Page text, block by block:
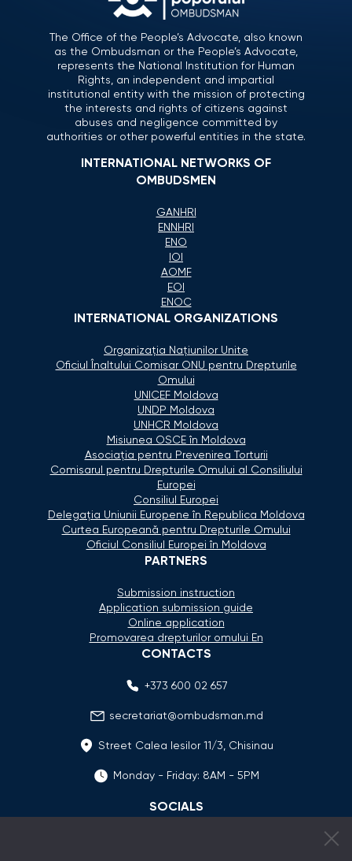
The Office of the People’s Advocate, also known
as the Ombudsman or the People’s Advocate,
represents the National Institution for Human
Rights, an independent and impartial
institutional entity with the mission of protecting
the interests and rights of citizens against
abuses and negligence committed by
authorities or other powerful entities in the state.
INTERNATIONAL NETWORKS OF
OMBUDSMEN
GANHRI
ENNHRI
ENO
IOI
AOMF
EOI
ENOC
INTERNATIONAL ORGANIZATIONS
Organizaţia Naţiunilor Unite
Oficiul Înaltului Comisar ONU pentru Drepturile
Omului
UNICEF Moldova
UNDP Moldova
UNHCR Moldova
Misiunea OSCE în Moldova
Asociaţia pentru Prevenirea Torturii
Comisarul pentru Drepturile Omului al Consiliului
Europei
Consiliul Europei
Delegaţia Uniunii Europene în Republica Moldova
Curtea Europeană pentru Drepturile Omului
Oficiul Consiliul Europei în Moldova
PARTNERS
Submission instruction
Application submission guide
Online application
Promovarea drepturilor omului En
CONTACTS
+373 600 02 657
secretariat@ombudsman.md
Street Calea Iesilor 11/3, Chisinau
Monday - Friday: 8AM - 5PM
SOCIALS